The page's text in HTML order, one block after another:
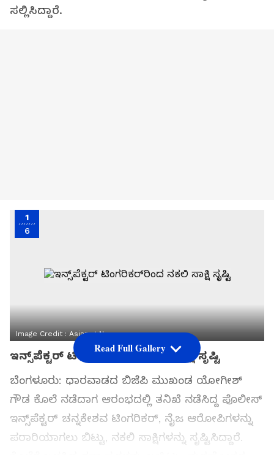
ಸಲ್ಲಿಸಿದ್ದಾರೆ.
1
6
Image Credit : Asianet News
ಇನ್ಸ್‌ಪೆಕ್ಟರ್‌ ಟಿಂಗರಿಕರ್‌ರಿಂದ ನಕಲಿ ಸಾಕ್ಷಿ ಸೃಷ್ಟಿ
ಬೆಂಗಳೂರು: ಧಾರವಾಡದ ಬಿಜೆಪಿ‌ ಮುಖಂಡ ಯೋಗೀಶ್
ಗೌಡ ಕೊಲೆ ನಡೆದಾಗ ಆರಂಭದಲ್ಲಿ ತನಿಖೆ ನಡೆಸಿದ್ದ ಪೊಲೀಸ್
ಇನ್ಸ್‌ಪೆಕ್ಟರ್ ಚನ್ನಕೇಶವ ಟಿಂಗರಿಕರ್, ನೈಜ ಆರೋಪಿಗಳನ್ನು
ಪರಾರಿಯಾಗಲು ಬಿಟ್ಟು, ನಕಲಿ ಸಾಕ್ಷಿಗಳನ್ನು ಸೃಷ್ಟಿಸಿದ್ದಾರೆ.‌
Read Full Gallery